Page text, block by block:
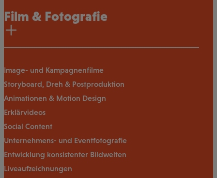
Film & Fotografie
Image- und Kampagnenfilme
Storyboard, Dreh & Postproduktion
Animationen & Motion Design
Erklärvideos
Social Content
Unternehmens- und Eventfotografie
Entwicklung konsistenter Bildwelten
Liveaufzeichnungen